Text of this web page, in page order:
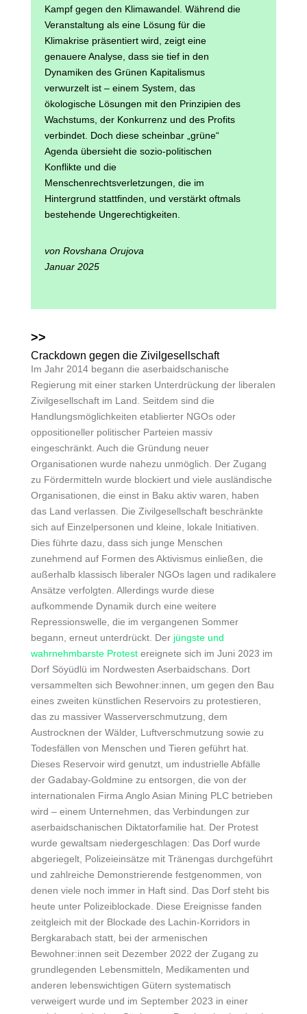
Kampf gegen den Klimawandel. Während die
Veranstaltung als eine Lösung für die
Klimakrise präsentiert wird, zeigt eine
genauere Analyse, dass sie tief in den
Dynamiken des Grünen Kapitalismus
verwurzelt ist – einem System, das
ökologische Lösungen mit den Prinzipien des
Wachstums, der Konkurrenz und des Profits
verbindet. Doch diese scheinbar „grüne“
Agenda übersieht die sozio-politischen
Konflikte und die
Menschenrechtsverletzungen, die im
Hintergrund stattfinden, und verstärkt oftmals
bestehende Ungerechtigkeiten.
von Rovshana Orujova
Januar 2025
>>
Crackdown gegen die Zivilgesellschaft
Im Jahr 2014 begann die aserbaidschanische
Regierung mit einer starken Unterdrückung der liberalen
Zivilgesellschaft im Land. Seitdem sind die
Handlungsmöglichkeiten etablierter NGOs oder
oppositioneller politischer Parteien massiv
eingeschränkt. Auch die Gründung neuer
Organisationen wurde nahezu unmöglich. Der Zugang
zu Fördermitteln wurde blockiert und viele ausländische
Organisationen, die einst in Baku aktiv waren, haben
das Land verlassen. Die Zivilgesellschaft beschränkte
sich auf Einzelpersonen und kleine, lokale Initiativen.
Dies führte dazu, dass sich junge Menschen
zunehmend auf Formen des Aktivismus einließen, die
außerhalb klassisch liberaler NGOs lagen und radikalere
Ansätze verfolgten. Allerdings wurde diese
aufkommende Dynamik durch eine weitere
Repressionswelle, die im vergangenen Sommer
begann, erneut unterdrückt. Der jüngste und
wahrnehmbarste Protestereignete sich im Juni 2023 im
Dorf Söyüdlü im Nordwesten Aserbaidschans. Dort
versammelten sich Bewohner:innen, um gegen den Bau
eines zweiten künstlichen Reservoirs zu protestieren,
das zu massiver Wasserverschmutzung, dem
Austrocknen der Wälder, Luftverschmutzung sowie zu
Todesfällen von Menschen und Tieren geführt hat.
Dieses Reservoir wird genutzt, um industrielle Abfälle
der Gadabay-Goldmine zu entsorgen, die von der
internationalen Firma Anglo Asian Mining PLC betrieben
wird – einem Unternehmen, das Verbindungen zur
aserbaidschanischen Diktatorfamilie hat. Der Protest
wurde gewaltsam niedergeschlagen: Das Dorf wurde
abgeriegelt, Polizeieinsätze mit Tränengas durchgeführt
und zahlreiche Demonstrierende festgenommen, von
denen viele noch immer in Haft sind. Das Dorf steht bis
heute unter Polizeiblockade. Diese Ereignisse fanden
zeitgleich mit der Blockade des Lachin-Korridors in
Bergkarabach statt, bei der armenischen
Bewohner:innen seit Dezember 2022 der Zugang zu
grundlegenden Lebensmitteln, Medikamenten und
anderen lebenswichtigen Gütern systematisch
verweigert wurde und im September 2023 in einer